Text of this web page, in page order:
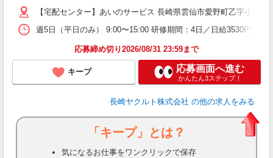
【宅配センター】あいのサービス 長崎県雲仙市愛野町乙字小無田
週5日（平日のみ） 9:00〜15:00 研修期間：4日／日給3530円
応募締め切り2026/08/31 23:59まで
キープ 応募画面へ進む
かんたん3ステップ！
長崎ヤクルト株式会社 の他の求人をみる
「キープ」とは？
気になるお仕事をワンクリックで保存